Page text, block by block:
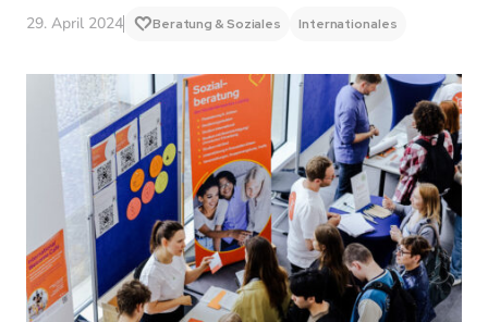
29. April 2024 Beratung & Soziales Internationales